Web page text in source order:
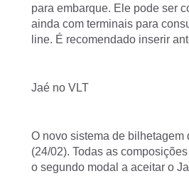
para embarque. Ele pode ser
ainda com terminais para
line. É recomendado inserir
Jaé no VLT
O novo sistema de
(24/02). Todas as
o segundo modal a aceitar o